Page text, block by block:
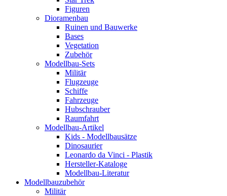
Figuren
Dioramenbau
Ruinen und Bauwerke
Bases
Vegetation
Zubehör
Modellbau-Sets
Militär
Flugzeuge
Schiffe
Fahrzeuge
Hubschrauber
Raumfahrt
Modellbau-Artikel
Kids - Modellbausätze
Dinosaurier
Leonardo da Vinci - Plastik
Hersteller-Kataloge
Modellbau-Literatur
Modellbauzubehör
Militär